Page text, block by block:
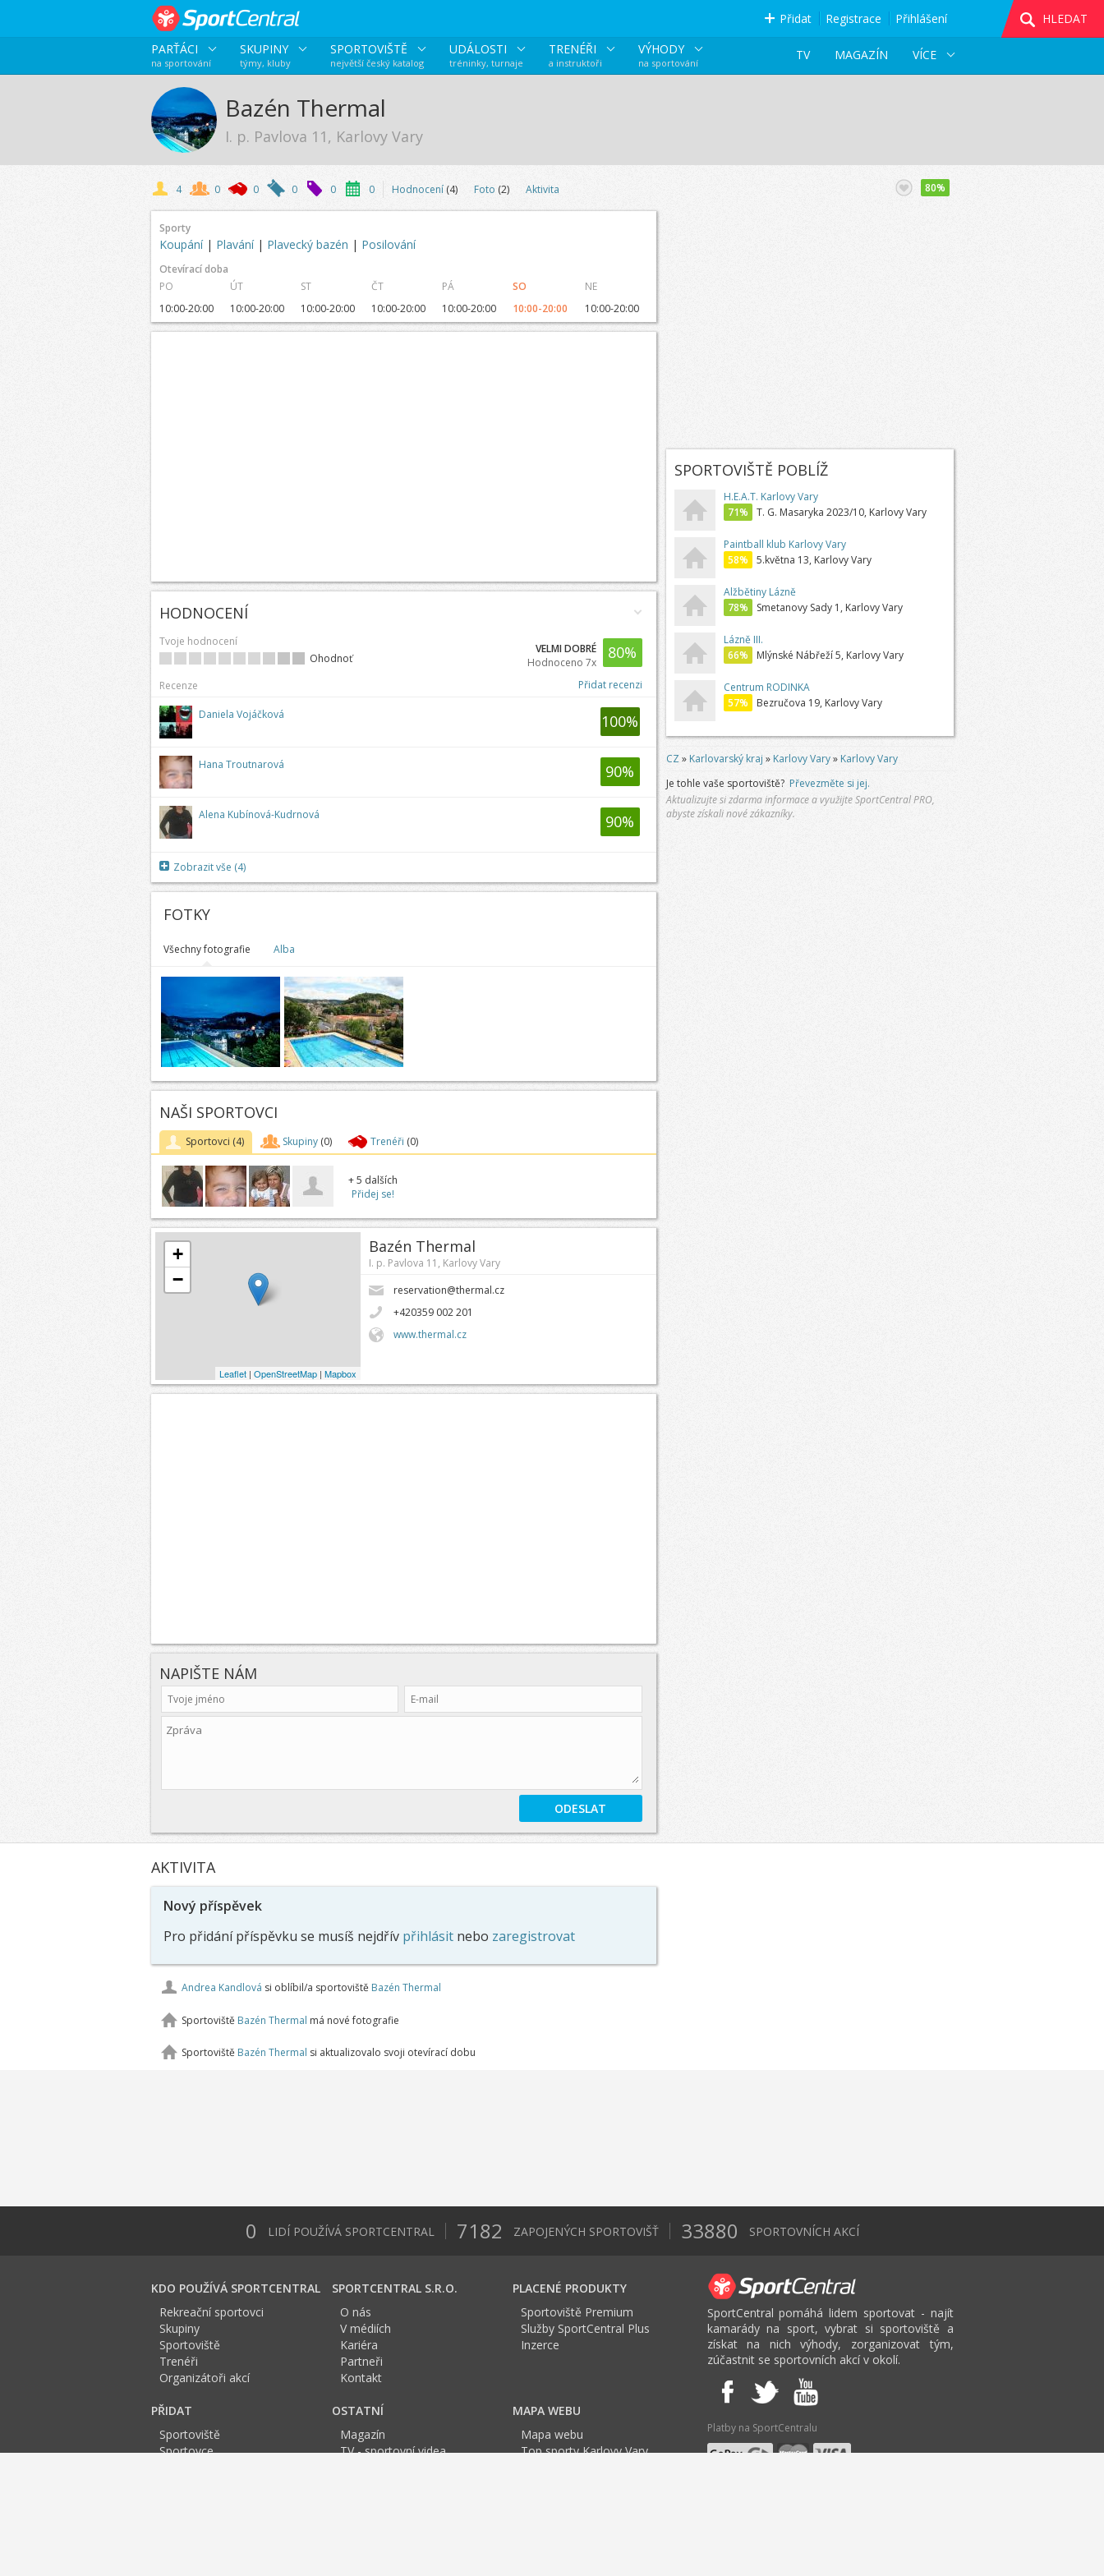
Přidat Registrace Přihlášení
HLEDAT
PARŤÁCI
na sportování
SKUPINY
týmy, kluby
SPORTOVIŠTĚ
největší český katalog
UDÁLOSTI
tréninky, turnaje
TRENÉŘI
a instruktoři
VÝHODY
na sportování
VÍCE
MAGAZÍN
TV
Bazén Thermal
I. p. Pavlova 11, Karlovy Vary
4 0 0 0 0 0 Hodnocení(4) Foto (2) Aktivita 80%
Sporty
Koupání | Plavání | Plavecký bazén | Posilování
Otevírací doba
PO
ÚT ST ČT PÁ SO
NE
10:00-20:00
10:00-20:00 10:00-20:00 10:00-20:00 10:00-20:00 10:00-20:00 10:00-20:00
HODNOCENÍ
Tvoje hodnocení
Ohodnoť
80%
VELMI DOBRÉ
Hodnoceno 7x
Recenze
Přidat recenzi
Daniela Vojáčková 100%
Hana Troutnarová 90%
Alena Kubínová-Kudrnová 90%
Zobrazit vše (4)
FOTKY
Všechny fotografie Alba
NAŠI SPORTOVCI
Sportovci (4) Skupiny (0) Trenéři (0)
+ 5 dalších
Přidej se!
+
−
Leaflet| OpenStreetMap| Mapbox
Bazén Thermal
I. p. Pavlova 11, Karlovy Vary
reservation@thermal.cz
+420359 002 201
www.thermal.cz
NAPIŠTE NÁM
SPORTOVIŠTĚ POBLÍŽ
H.E.A.T. Karlovy Vary
71%
T. G. Masaryka 2023/10, Karlovy Vary
Paintball klub Karlovy Vary
58%
5.května 13, Karlovy Vary
Alžbětiny Lázně
78%
Smetanovy Sady 1, Karlovy Vary
Lázně III.
66%
Mlýnské Nábřeží 5, Karlovy Vary
Centrum RODINKA
57%
Bezručova 19, Karlovy Vary
CZ»Karlovarský kraj » Karlovy Vary»Karlovy Vary
Je tohle vaše sportoviště? Převezměte si jej.
Aktualizujte si zdarma informace a využijte SportCentral PRO,
abyste získali nové zákazníky.
AKTIVITA
Nový příspěvek
Pro přidání příspěvku se musíš nejdřív přihlásitnebo zaregistrovat
Andrea Kandlová si oblíbil/a sportoviště Bazén Thermal
Sportoviště Bazén Thermal má nové fotografie
Sportoviště Bazén Thermal si aktualizovalo svoji otevírací dobu
0 LIDÍ POUŽÍVÁ SPORTCENTRAL 7182 ZAPOJENÝCH SPORTOVIŠŤ 33880 SPORTOVNÍCH AKCÍ
KDO POUŽÍVÁ SPORTCENTRAL
Rekreační sportovci
Skupiny
Sportoviště
Trenéři
Organizátoři akcí
SPORTCENTRAL S.R.O.
O nás
V médiích
Kariéra
Partneři
Kontakt
PLACENÉ PRODUKTY
Sportoviště Premium
Služby SportCentral Plus
Inzerce
PŘIDAT
Sportoviště
Sportovce
OSTATNÍ
Magazín
TV - sportovní videa
MAPA WEBU
Mapa webu
Top sporty Karlovy Vary
SportCentral pomáhá lidem sportovat - najít
kamarády na sport, vybrat si sportoviště a
získat na nich výhody, zorganizovat tým,
zúčastnit se sportovních akcí v okolí.
Platby na SportCentralu